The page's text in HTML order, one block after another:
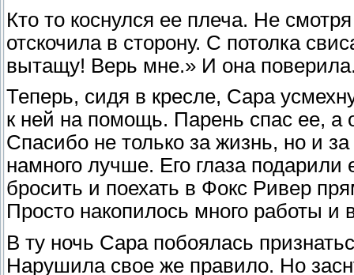
Кто то коснулся ее плеча. Не
отскочила в сторону. С потолка
вытащу! Верь мне.» И она
Теперь, сидя в кресле, Сара
к ней на помощь. Парень спас ее, а
Спасибо не только за жизнь, но и
намного лучше. Его глаза
бросить и поехать в Фокс Ривер
Просто накопилось много работы и
В ту ночь Сара побоялась
Нарушила свое же правило. Но